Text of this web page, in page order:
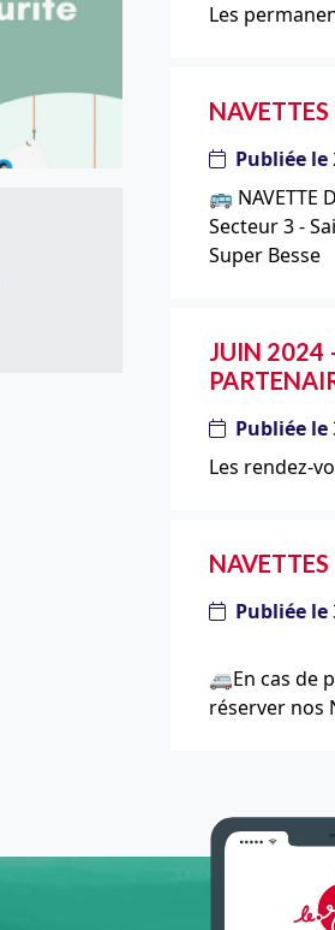
Les
NAVETTES
Publiée le
🚌 NAVETTE
Secteur 3 -
Super Besse
JUIN 2024
Publiée le
Les rendez-
Publiée le
🚐En cas de
réserver nos